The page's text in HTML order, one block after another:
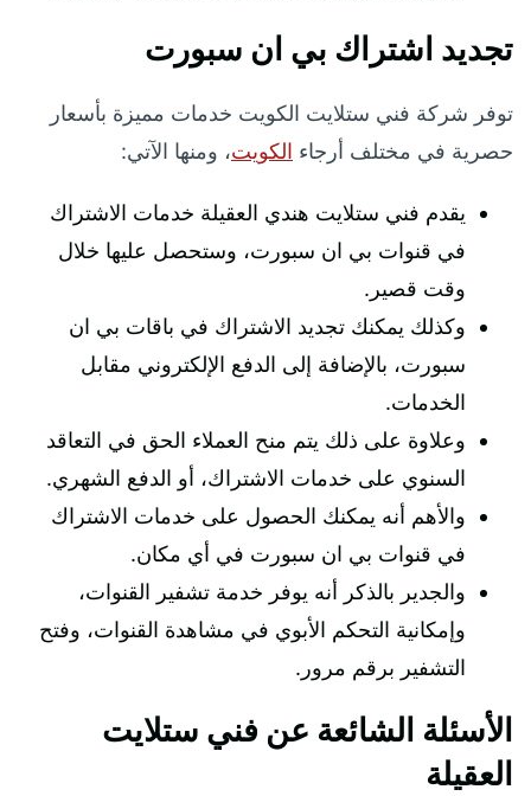
تجديد اشتراك بي ان سبورت
توفر شركة فني ستلايت الكويت خدمات مميزة بأسعار
حصرية في مختلف أرجاء الكويت، ومنها الآتي:
يقدم فني ستلايت هندي العقيلة خدمات الاشتراك
في قنوات بي ان سبورت، وستحصل عليها خلال
وقت قصير.
وكذلك يمكنك تجديد الاشتراك في باقات بي ان
سبورت، بالإضافة إلى الدفع الإلكتروني مقابل
الخدمات.
وعلاوة على ذلك يتم منح العملاء الحق في التعاقد
السنوي على خدمات الاشتراك، أو الدفع الشهري.
والأهم أنه يمكنك الحصول على خدمات الاشتراك
في قنوات بي ان سبورت في أي مكان.
والجدير بالذكر أنه يوفر خدمة تشفير القنوات،
وإمكانية التحكم الأبوي في مشاهدة القنوات، وفتح
التشفير برقم مرور.
الأسئلة الشائعة عن فني ستلايت
العقيلة